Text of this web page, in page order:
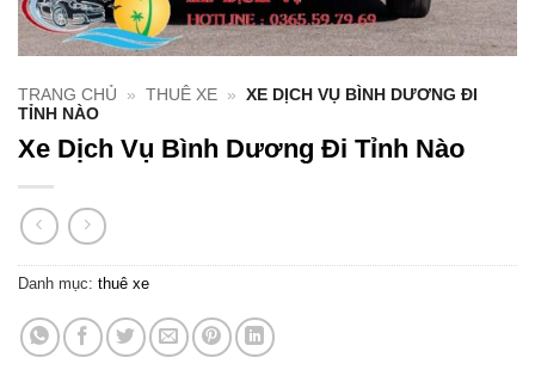
TRANG CHỦ » THUÊ XE »
XE DỊCH VỤ BÌNH DƯƠNG ĐI
TỈNH NÀO
Xe Dịch Vụ Bình Dương Đi Tỉnh Nào
Danh mục: thuê xe